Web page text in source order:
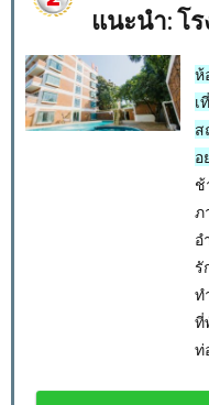
แนะนำ: โ
ห้
เ
ส
อ
ช้
ภ
อ
รั
ท
ที่
ท่